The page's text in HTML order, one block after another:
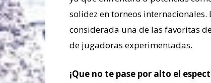
solidez en torneos internacionales.
considerada una de las favoritas
de jugadoras experimentadas.
¡Que no te pase por alto el